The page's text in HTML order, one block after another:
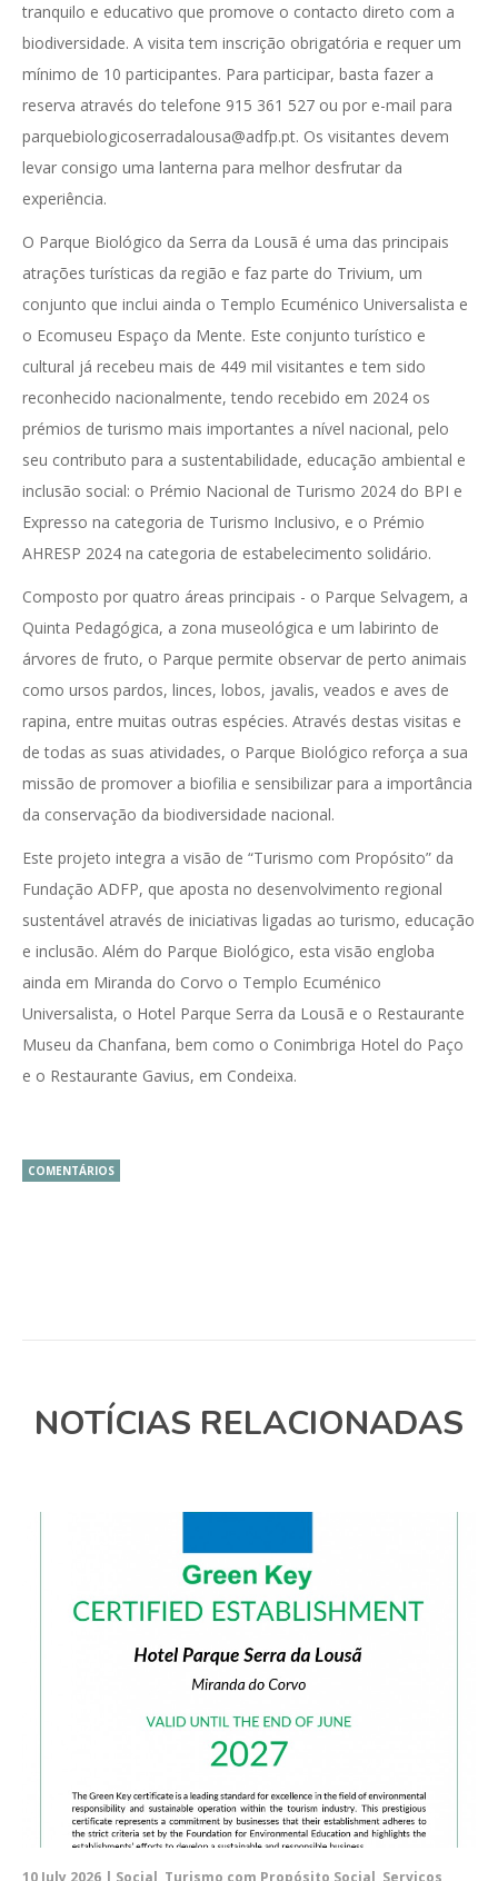
tranquilo e educativo que promove o contacto direto com a
biodiversidade. A visita tem inscrição obrigatória e requer um
mínimo de 10 participantes. Para participar, basta fazer a
reserva através do telefone 915 361 527 ou por e-mail para
parquebiologicoserradalousa@adfp.pt. Os visitantes devem
levar consigo uma lanterna para melhor desfrutar da
experiência.
O Parque Biológico da Serra da Lousã é uma das principais
atrações turísticas da região e faz parte do Trivium, um
conjunto que inclui ainda o Templo Ecuménico Universalista e
o Ecomuseu Espaço da Mente. Este conjunto turístico e
cultural já recebeu mais de 449 mil visitantes e tem sido
reconhecido nacionalmente, tendo recebido em 2024 os
prémios de turismo mais importantes a nível nacional, pelo
seu contributo para a sustentabilidade, educação ambiental e
inclusão social: o Prémio Nacional de Turismo 2024 do BPI e
Expresso na categoria de Turismo Inclusivo, e o Prémio
AHRESP 2024 na categoria de estabelecimento solidário.
Composto por quatro áreas principais - o Parque Selvagem, a
Quinta Pedagógica, a zona museológica e um labirinto de
árvores de fruto, o Parque permite observar de perto animais
como ursos pardos, linces, lobos, javalis, veados e aves de
rapina, entre muitas outras espécies. Através destas visitas e
de todas as suas atividades, o Parque Biológico reforça a sua
missão de promover a biofilia e sensibilizar para a importância
da conservação da biodiversidade nacional.
Este projeto integra a visão de “Turismo com Propósito” da
Fundação ADFP, que aposta no desenvolvimento regional
sustentável através de iniciativas ligadas ao turismo, educação
e inclusão. Além do Parque Biológico, esta visão engloba
ainda em Miranda do Corvo o Templo Ecuménico
Universalista, o Hotel Parque Serra da Lousã e o Restaurante
Museu da Chanfana, bem como o Conimbriga Hotel do Paço
e o Restaurante Gavius, em Condeixa.
COMENTÁRIOS
NOTÍCIAS RELACIONADAS